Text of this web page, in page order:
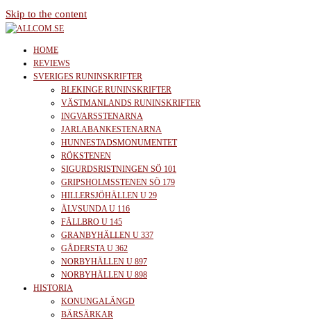
Skip to the content
allcom.se
News | Reviews | History
HOME
REVIEWS
SVERIGES RUNINSKRIFTER
BLEKINGE RUNINSKRIFTER
VÄSTMANLANDS RUNINSKRIFTER
INGVARSSTENARNA
JARLABANKESTENARNA
HUNNESTADSMONUMENTET
RÖKSTENEN
SIGURDSRISTNINGEN SÖ 101
GRIPSHOLMSSTENEN SÖ 179
HILLERSJÖHÄLLEN U 29
ÄLVSUNDA U 116
FÄLLBRO U 145
GRANBYHÄLLEN U 337
GÅDERSTA U 362
NORBYHÄLLEN U 897
NORBYHÄLLEN U 898
HISTORIA
KONUNGALÄNGD
BÄRSÄRKAR